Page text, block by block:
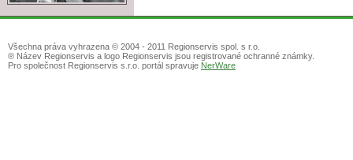
Všechna práva vyhrazena © 2004 - 2011 Regionservis spol. s r.o.
® Název Regionservis a logo Regionservis jsou registrované ochranné známky.
Pro společnost Regionservis s.r.o. portál spravuje NerWare